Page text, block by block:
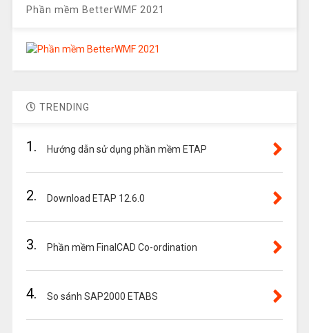
Phần mềm BetterWMF 2021
TRENDING
1. Hướng dẫn sử dụng phần mềm ETAP
2. Download ETAP 12.6.0
3. Phần mềm FinalCAD Co-ordination
4. So sánh SAP2000 ETABS